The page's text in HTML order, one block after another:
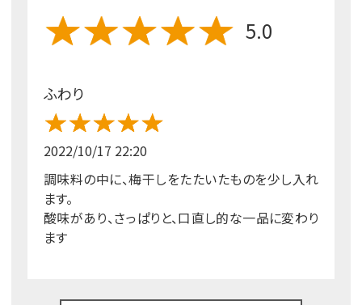
5.0
ふわり
2022/10/17 22:20
調味料の中に、梅干しをたたいたものを少し入れ
ます。
酸味があり、さっぱりと、口直し的な一品に変わり
ます